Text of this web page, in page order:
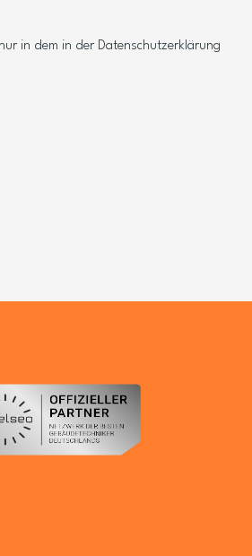
in dem in der Datenschutzerklärung